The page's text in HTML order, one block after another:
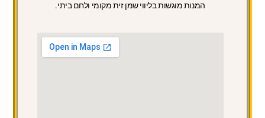
המנות מוגשות בליווי שמן זית מקומי ולחם ביתי.